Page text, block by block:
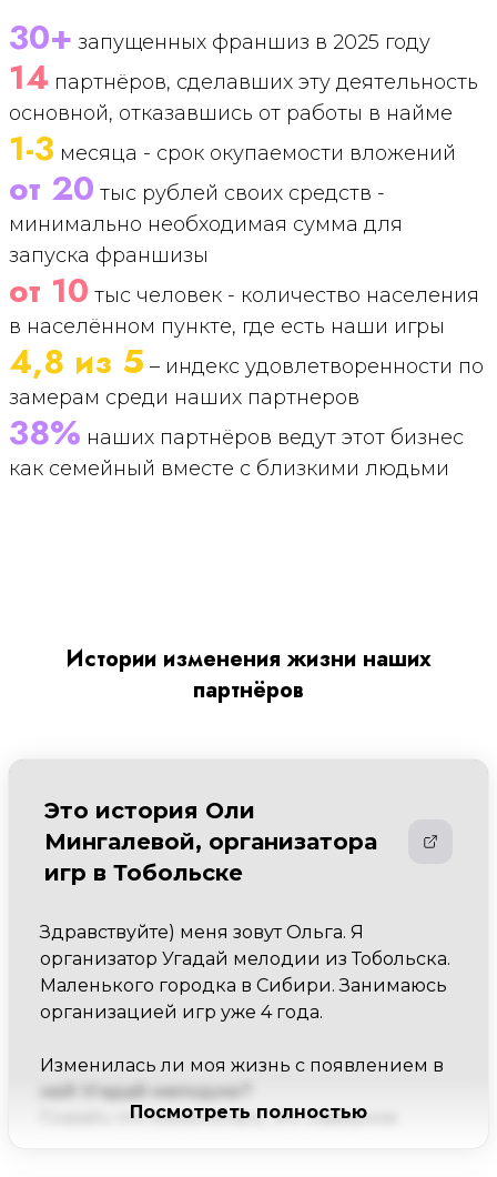
30+ запущенных франшиз в 2025 году
14 партнёров, сделавших эту деятельность
основной, отказавшись от работы в найме
1-3 месяца - срок окупаемости вложений
от 20 тыс рублей своих средств -
минимально необходимая сумма для
запуска франшизы
от 10 тыс человек - количество населения
в населённом пункте, где есть наши игры
4,8 из 5 – индекс удовлетворенности по
замерам среди наших партнеров
38% наших партнёров ведут этот бизнес
как семейный вместе с близкими людьми
Истории изменения жизни наших
партнёров
Это история Оли
Мингалевой, организатора
игр в Тобольске
Здравствуйте) меня зовут Ольга. Я
организатор Угадай мелодии из Тобольска.
Маленького городка в Сибири. Занимаюсь
организацией игр уже 4 года.
Изменилась ли моя жизнь с появлением в
ней Угадай мелодию?
Сказать что изменилась, это наверное
Посмотреть полностью